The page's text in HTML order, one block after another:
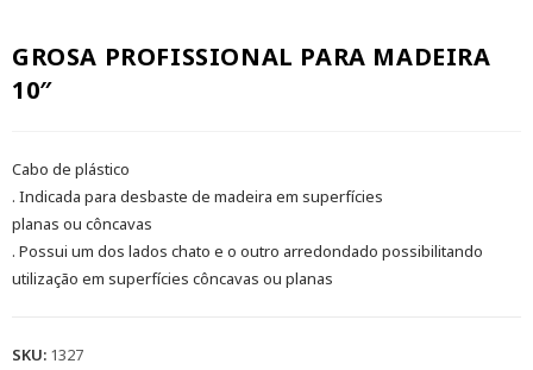
GROSA PROFISSIONAL PARA MADEIRA
10″
Cabo de plástico
. Indicada para desbaste de madeira em superfícies
planas ou côncavas
. Possui um dos lados chato e o outro arredondado possibilitando
utilização em superfícies côncavas ou planas
SKU: 1327